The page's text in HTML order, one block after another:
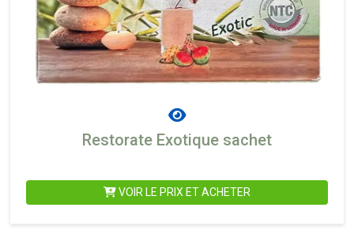
Restorate Exotique sachet
VOIR LE PRIX ET ACHETER